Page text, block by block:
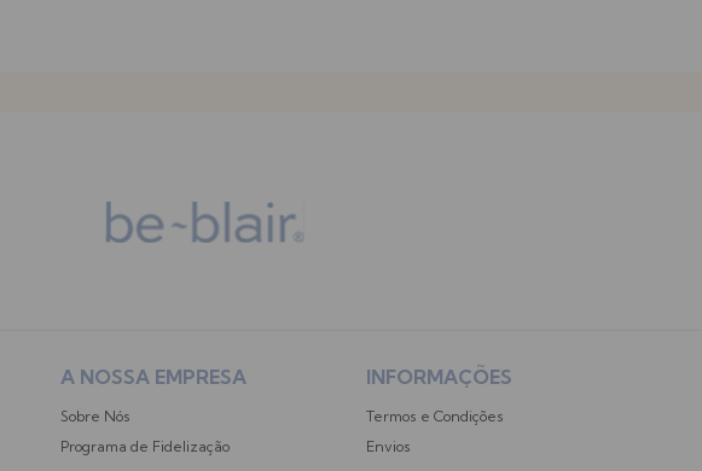
A NOSSA EMPRESA
Sobre Nós
Programa de Fidelização
INFORMAÇÕES
Termos e Condições
Envios